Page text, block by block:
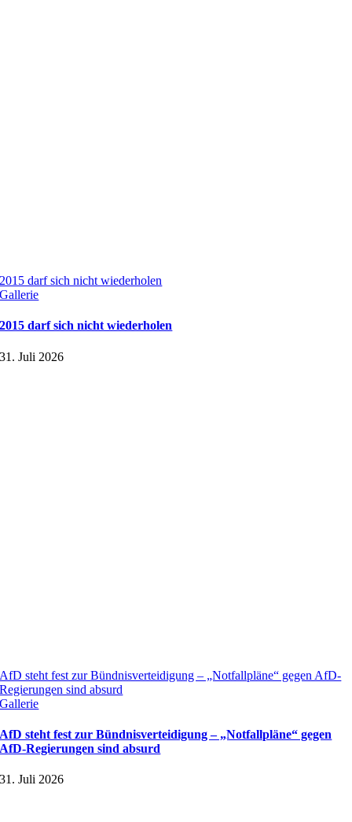
2015 darf sich nicht wiederholen
Gallerie
2015 darf sich nicht wiederholen
31. Juli 2026
AfD steht fest zur Bündnisverteidigung – „Notfallpläne“ gegen AfD-
Regierungen sind absurd
Gallerie
AfD steht fest zur Bündnisverteidigung – „Notfallpläne“ gegen
AfD-Regierungen sind absurd
31. Juli 2026